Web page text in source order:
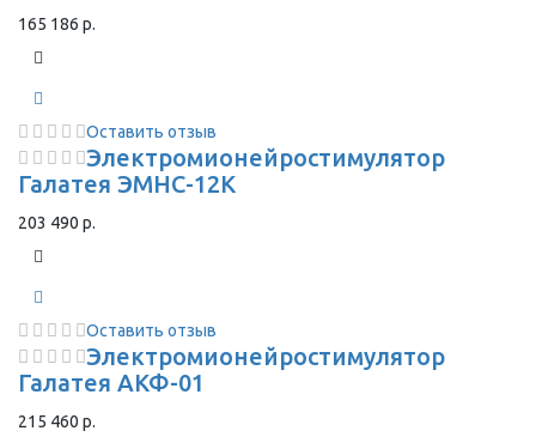
165 186 р.
Оставить отзыв
Электромионейростимулятор
Галатея ЭМНС-12К
203 490 р.
Оставить отзыв
Электромионейростимулятор
Галатея АКФ-01
215 460 р.